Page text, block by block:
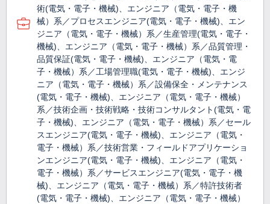
術(電気・電子・機械)、エンジニア（電気・電子・機
械）系／プロセスエンジニア(電気・電子・機械)、エン
ジニア（電気・電子・機械）系／生産管理(電気・電子・
機械)、エンジニア（電気・電子・機械）系／品質管理・
品質保証(電気・電子・機械)、エンジニア（電気・電
子・機械）系／工場管理職(電気・電子・機械)、エンジ
ニア（電気・電子・機械）系／設備保全・メンテナンス
(電気・電子・機械)、エンジニア（電気・電子・機械）
系／技術企画・技術戦略・技術コンサルタント(電気・電
子・機械)、エンジニア（電気・電子・機械）系／セール
スエンジニア(電気・電子・機械)、エンジニア（電気・
電子・機械）系／技術営業・フィールドアプリケーショ
ンエンジニア(電気・電子・機械)、エンジニア（電気・
電子・機械）系／サービスエンジニア(電気・電子・機
械)、エンジニア（電気・電子・機械）系／特許技術者
(電気・電子・機械)、エンジニア（電気・電子・機械）